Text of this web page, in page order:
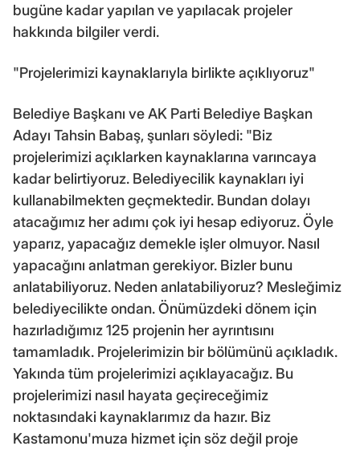
bugüne kadar yapılan ve yapılacak projeler
hakkında bilgiler verdi.
"Projelerimizi kaynaklarıyla birlikte açıklıyoruz"
Belediye Başkanı ve AK Parti Belediye Başkan
Adayı Tahsin Babaş, şunları söyledi: "Biz
projelerimizi açıklarken kaynaklarına varıncaya
kadar belirtiyoruz. Belediyecilik kaynakları iyi
kullanabilmekten geçmektedir. Bundan dolayı
atacağımız her adımı çok iyi hesap ediyoruz. Öyle
yaparız, yapacağız demekle işler olmuyor. Nasıl
yapacağını anlatman gerekiyor. Bizler bunu
anlatabiliyoruz. Neden anlatabiliyoruz? Mesleğimiz
belediyecilikte ondan. Önümüzdeki dönem için
hazırladığımız 125 projenin her ayrıntısını
tamamladık. Projelerimizin bir bölümünü açıkladık.
Yakında tüm projelerimizi açıklayacağız. Bu
projelerimizi nasıl hayata geçireceğimiz
noktasındaki kaynaklarımız da hazır. Biz
Kastamonu'muza hizmet için söz değil proje